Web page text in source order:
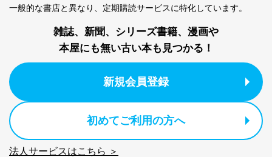
一般的な書店と異なり、 定期購読サービスに特化しています。
雑誌、新聞、シリーズ書籍、漫画や
本屋にも無い古い本も見つかる！
新規会員登録
初めてご利用の方へ
法人サービスはこちら ＞